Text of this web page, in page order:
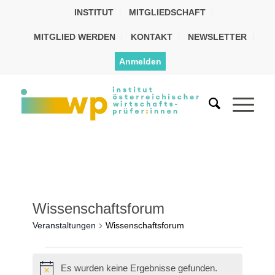
INSTITUT MITGLIEDSCHAFT
MITGLIED WERDEN KONTAKT NEWSLETTER
Anmelden
Wissenschaftsforum
Veranstaltungen Wissenschaftsforum
Es wurden keine Ergebnisse gefunden.